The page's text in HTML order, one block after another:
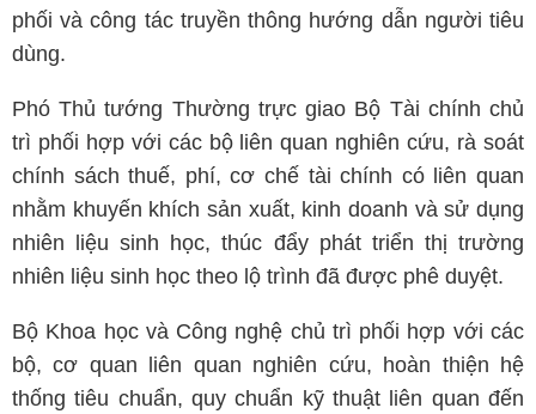
phối và công tác truyền thông hướng dẫn người tiêu
dùng.
Phó Thủ tướng Thường trực giao Bộ Tài chính chủ
trì phối hợp với các bộ liên quan nghiên cứu, rà soát
chính sách thuế, phí, cơ chế tài chính có liên quan
nhằm khuyến khích sản xuất, kinh doanh và sử dụng
nhiên liệu sinh học, thúc đẩy phát triển thị trường
nhiên liệu sinh học theo lộ trình đã được phê duyệt.
Bộ Khoa học và Công nghệ chủ trì phối hợp với các
bộ, cơ quan liên quan nghiên cứu, hoàn thiện hệ
thống tiêu chuẩn, quy chuẩn kỹ thuật liên quan đến